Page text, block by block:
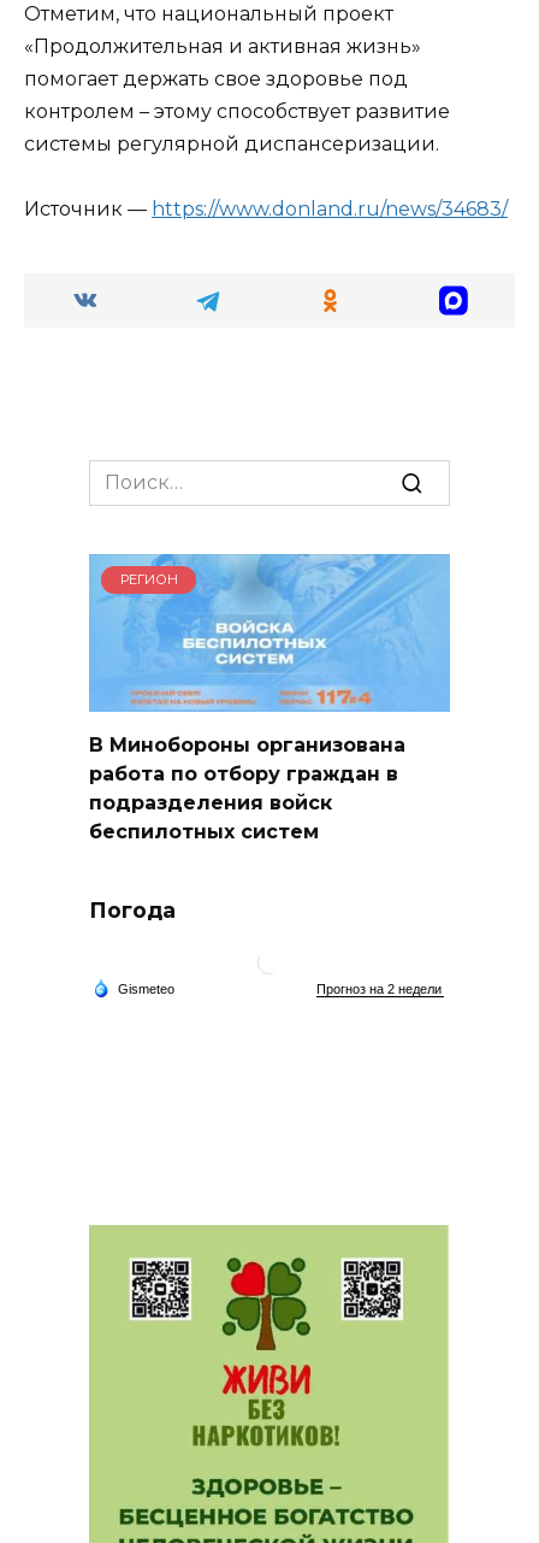
Отметим, что национальный проект
«Продолжительная и активная жизнь»
помогает держать свое здоровье под
контролем – этому способствует развитие
системы регулярной диспансеризации.
Источник — https://www.donland.ru/news/34683/
Search
for:
РЕГИОН
В Минобороны организована
работа по отбору граждан в
подразделения войск
беспилотных систем
Погода